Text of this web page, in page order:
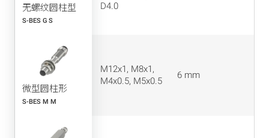
无螺纹圆柱型
S-BES G S
D4.0
微型圆柱形
S-BES M M
M12x1, M8x1,
M4x0.5, M5x0.5
6 mm